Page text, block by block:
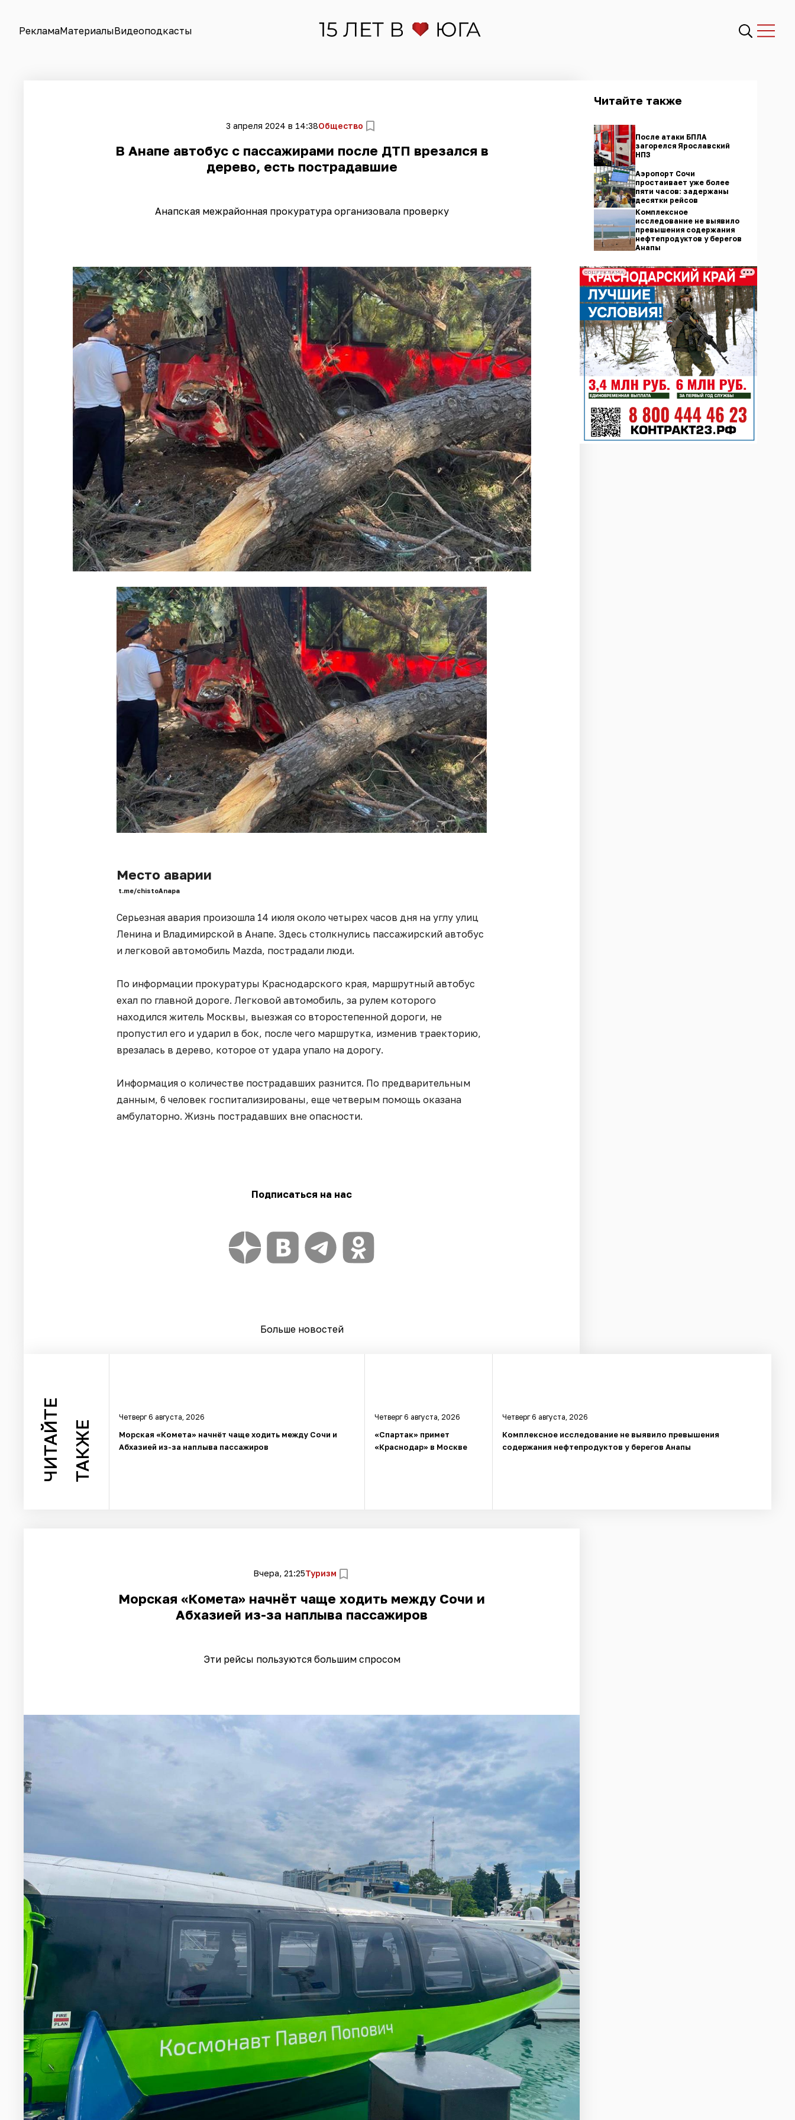
РекламаМатериалыВидеоподкасты
3 апреля 2024 в 14:38Общество
В Анапе автобус с пассажирами после ДТП врезался в
дерево, есть пострадавшие
Анапская межрайонная прокуратура организовала проверку
Место аварии
t.me/chistoAnapa
Серьезная авария произошла 14 июля около четырех часов дня на углу улиц
Ленина и Владимирской в Анапе. Здесь столкнулись пассажирский автобус
и легковой автомобиль Mazda, пострадали люди.
По информации прокуратуры Краснодарского края, маршрутный автобус
ехал по главной дороге. Легковой автомобиль, за рулем которого
находился житель Москвы, выезжая со второстепенной дороги, не
пропустил его и ударил в бок, после чего маршрутка, изменив траекторию,
врезалась в дерево, которое от удара упало на дорогу.
Информация о количестве пострадавших разнится. По предварительным
данным, 6 человек госпитализированы, еще четверым помощь оказана
амбулаторно. Жизнь пострадавших вне опасности.
Подписаться на нас
Больше новостей
Читайте также
После атаки БПЛА
загорелся Ярославский
НПЗ
Аэропорт Сочи
простаивает уже более
пяти часов: задержаны
десятки рейсов
Комплексное
исследование не выявило
превышения содержания
нефтепродуктов у берегов
Анапы
СОЦРЕКЛАМА
ЧИТАЙТЕ ТАКЖЕ
Четверг 6 августа, 2026
Морская «Комета» начнёт чаще ходить между Сочи и
Абхазией из-за наплыва пассажиров
Четверг 6 августа, 2026
«Спартак» примет
«Краснодар» в Москве
Четверг 6 августа, 2026
Комплексное исследование не выявило превышения
содержания нефтепродуктов у берегов Анапы
Вчера, 21:25Туризм
Морская «Комета» начнёт чаще ходить между Сочи и
Абхазией из-за наплыва пассажиров
Эти рейсы пользуются большим спросом